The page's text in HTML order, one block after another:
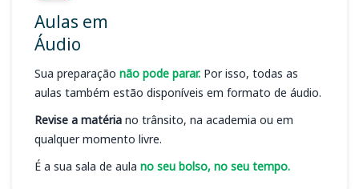
Aulas em
Áudio
Sua preparação não pode parar. Por isso, todas as
aulas também estão disponíveis em formato de áudio.
Revise a matéria no trânsito, na academia ou em
qualquer momento livre.
É a sua sala de aula no seu bolso, no seu tempo.